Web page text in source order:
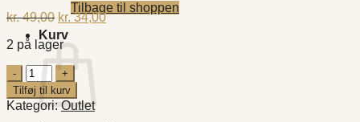
Tilbage til shoppen
Kurv
kr.49,00 Den
oprindelige
pris
kr. 49,00.
kr.34,00Den
2 på lager
Tiro
Viro
Halskæde
antal
Tilføj til kurv
Kategori: Outlet